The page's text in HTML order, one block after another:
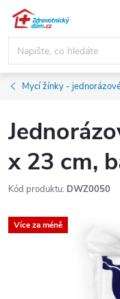
Přejít
obsah
Mycí žínky -
x 23 cm,
Kód produktu: DWZ0050
Více za méně